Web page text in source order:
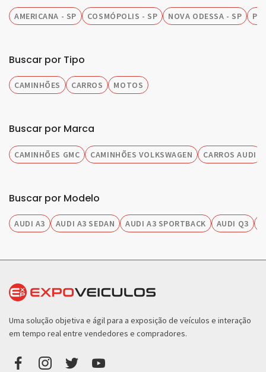
AMERICANA - SP COSMÓPOLIS - SP NOVA ODESSA - SP
Buscar por Tipo
CAMINHÕES CARROS MOTOS
Buscar por Marca
CAMINHÕES GMC CAMINHÕES VOLKSWAGEN CARROS AUDI
Buscar por Modelo
AUDI A3 AUDI A3 SEDAN AUDI A3 SPORTBACK AUDI Q3
Uma solução objetiva e ágil para a exposição de veículos e interação
em tempo real entre vendedores e compradores.